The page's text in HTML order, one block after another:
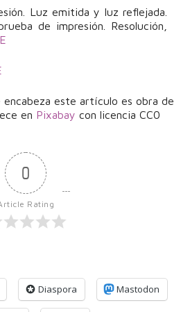
Luz emitida y luz reflejada.
de impresión. Resolución,
este artículo es obra de
en Pixabay con licencia CC0
0
Rating
Diaspora Mastodon